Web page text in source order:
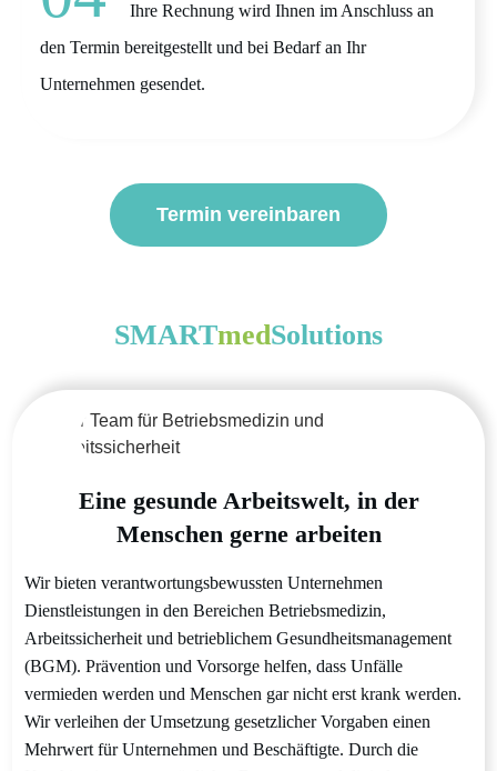
Ihre Rechnung wird Ihnen im Anschluss an
den Termin bereitgestellt und bei Bedarf an Ihr
Unternehmen gesendet.
Termin vereinbaren
SMARTmedSolutions
Eine gesunde Arbeitswelt, in der
Menschen gerne arbeiten
Wir bieten verantwortungsbewussten Unternehmen
Dienstleistungen in den Bereichen Betriebsmedizin,
Arbeitssicherheit und betrieblichem Gesundheitsmanagement
(BGM). Prävention und Vorsorge helfen, dass Unfälle
vermieden werden und Menschen gar nicht erst krank werden.
Wir verleihen der Umsetzung gesetzlicher Vorgaben einen
Mehrwert für Unternehmen und Beschäftigte. Durch die